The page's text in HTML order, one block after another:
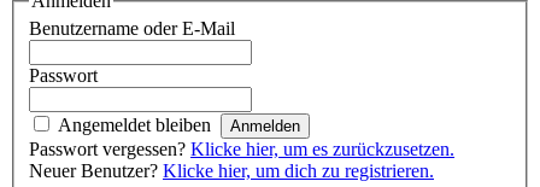
Benutzername oder E-Mail
Passwort
Angemeldet bleiben
Passwort vergessen? Klicke hier, um es zurückzusetzen.
Neuer Benutzer? Klicke hier, um dich zu registrieren.